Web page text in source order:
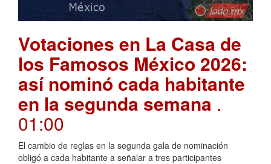
Votaciones en La Casa de
los Famosos México 2026:
así nominó cada habitante
en la segunda semana .
01:00
El cambio de reglas en la segunda gala de nominación
obligó a cada habitante a señalar a tres participantes